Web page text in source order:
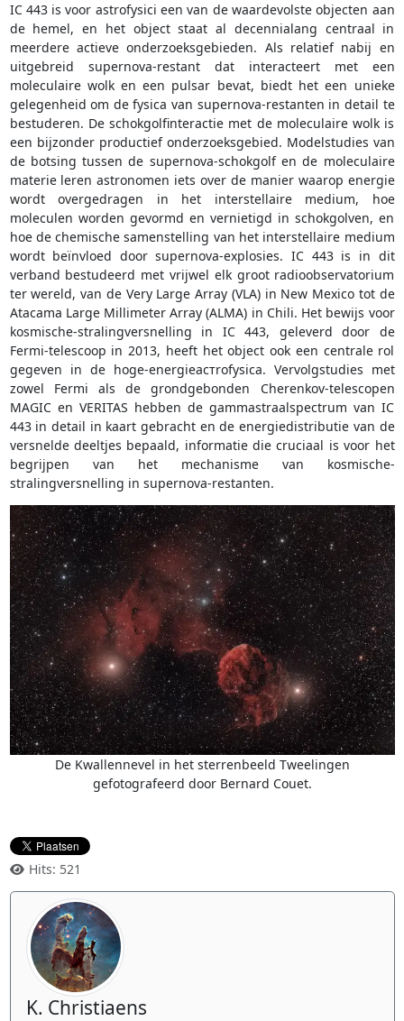
IC 443 is voor astrofysici een van de waardevolste objecten aan
de hemel, en het object staat al decennialang centraal in
meerdere actieve onderzoeksgebieden. Als relatief nabij en
uitgebreid supernova-restant dat interacteert met een
moleculaire wolk en een pulsar bevat, biedt het een unieke
gelegenheid om de fysica van supernova-restanten in detail te
bestuderen. De schokgolfinteractie met de moleculaire wolk is
een bijzonder productief onderzoeksgebied. Modelstudies van
de botsing tussen de supernova-schokgolf en de moleculaire
materie leren astronomen iets over de manier waarop energie
wordt overgedragen in het interstellaire medium, hoe
moleculen worden gevormd en vernietigd in schokgolven, en
hoe de chemische samenstelling van het interstellaire medium
wordt beïnvloed door supernova-explosies. IC 443 is in dit
verband bestudeerd met vrijwel elk groot radioobservatorium
ter wereld, van de Very Large Array (VLA) in New Mexico tot de
Atacama Large Millimeter Array (ALMA) in Chili. Het bewijs voor
kosmische-stralingversnelling in IC 443, geleverd door de
Fermi-telescoop in 2013, heeft het object ook een centrale rol
gegeven in de hoge-energieастrofysica. Vervolgstudies met
zowel Fermi als de grondgebonden Cherenkov-telescopen
MAGIC en VERITAS hebben de gammastraalspectrum van IC
443 in detail in kaart gebracht en de energiedistributie van de
versnelde deeltjes bepaald, informatie die cruciaal is voor het
begrijpen van het mechanisme van kosmische-
stralingversnelling in supernova-restanten.
De Kwallennevel in het sterrenbeeld Tweelingen
gefotografeerd door Bernard Couet.
Hits: 521
K. Christiaens